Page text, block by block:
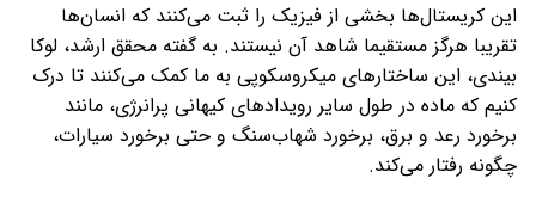
این کریستال‌ها بخشی از فیزیک را ثبت می‌کنند که انسان‌ها
تقریبا هرگز مستقیما شاهد آن نیستند. به گفته محقق ارشد، لوکا
بیندی، این ساختارهای میکروسکوپی به ما کمک می‌کنند تا درک
کنیم که ماده در طول سایر رویدادهای کیهانی پرانرژی، مانند
برخورد رعد و برق، برخورد شهاب‌سنگ و حتی برخورد سیارات،
چگونه رفتار می‌کند.